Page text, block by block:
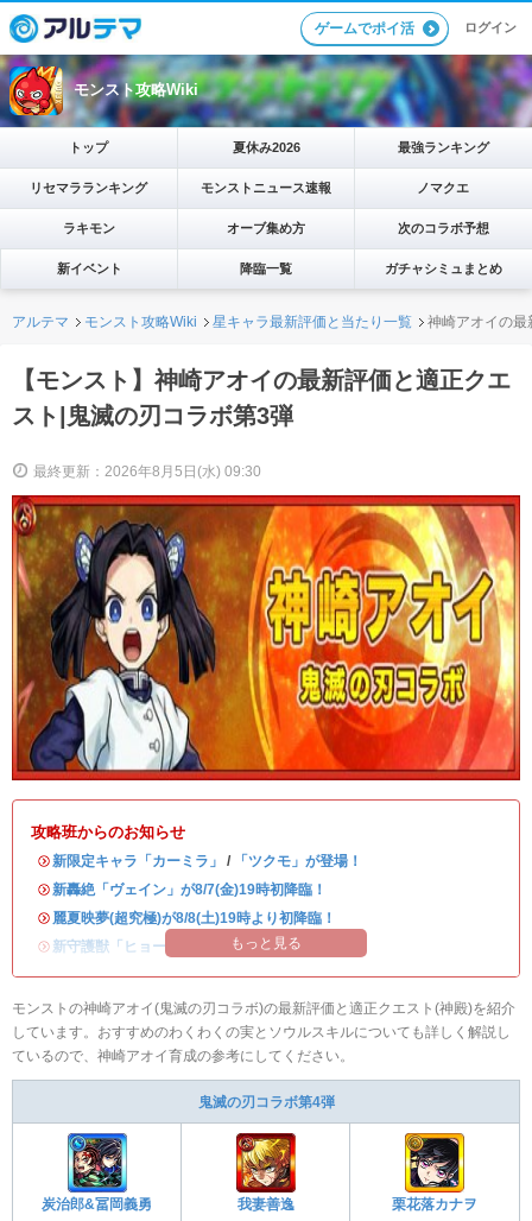
ゲームでポイ活 ログイン
モンスト攻略Wiki
トップ 夏休み2026 最強ランキング
リセマラランキング モンストニュース速報 ノマクエ
ラキモン オーブ集め方 次のコラボ予想
新イベント 降臨一覧 ガチャシミュまとめ
アルテマ モンスト攻略Wiki 星キャラ最新評価と当たり一覧 神崎アオイの最
【モンスト】神崎アオイの最新評価と適正クエ
スト|鬼滅の刃コラボ第3弾
最終更新：2026年8月5日(水) 09:30
攻略班からのお知らせ
・新限定キャラ「カーミラ」 /
「ツクモ」が登場！
・新轟絶「ヴェイン」が8/7(金)19時初降臨！
・ 麗夏映夢(超究極)が8/8(土)19時より初降臨！
・ 新守護獣「ヒョーたん」が登場！もっと見る
モンストの神崎アオイ(鬼滅の刃コラボ)の最新評価と適正クエスト(神殿)を紹介
しています。おすすめのわくわくの実とソウルスキルについても詳しく解説し
ているので、神崎アオイ育成の参考にしてください。
鬼滅の刃コラボ第4弾
炭治郎&冨岡義勇 我妻善逸 栗花落カナヲ